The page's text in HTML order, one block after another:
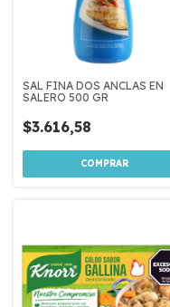
SAL FINA DOS ANCLAS EN
SALERO 500 GR
$3.616,58